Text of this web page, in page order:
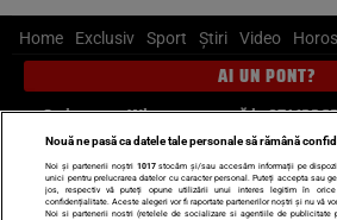
Home Exclusiv Sport Știri Video
AI UN PONT?
Scrie-ne pe Whatsapp, sună la
pont@cancan.ro
Știri interne Știri externe
Nouă ne pasă ca datele tale personale să rămână
Noi și partenerii noștri 1017stocăm și/sau accesăm informații pe
unici pentru prelucrarea datelor cu caracter personal. Puteți accepta sau
jos, respectiv vă puteți opune utilizării unui interes legitim în
confidențialitate. Aceste alegeri vor fi raportate partenerilor noștri și nu vă
Noi si partenerii nostri (retelele de socializare si agentiile de publicitate